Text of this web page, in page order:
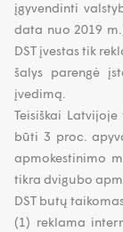
įgyvendinti
data nuo 2019
DST įvestas tik
šalys parengė
įvedimą.
Teisiškai
būti 3 proc.
apmokestinimo
tikra dvigubo
DST butų
(1) reklama